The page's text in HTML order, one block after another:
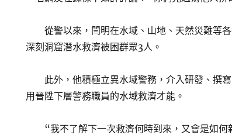
從警以來，閆明在水域、山地、天然災難等
深刻洞窟潛水救濟被困群眾3人。
此外，他積極立異水域警務，介入研發、撰
用晉陞下層警務職員的水域救濟才能。
“我不了解下一次救濟何時到來，又會是如